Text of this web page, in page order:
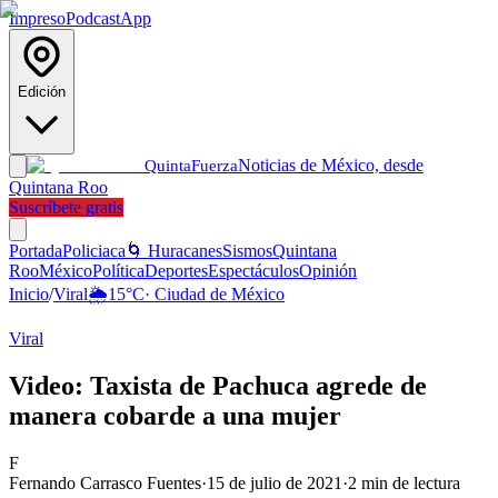
ImpresoPodcastApp
Edición
QuintaFuerzaNoticias de México, desde
Quintana Roo
Suscríbete gratis
PortadaPoliciaca 🌀 HuracanesSismosQuintana
RooMéxicoPolíticaDeportesEspectáculosOpinión
Inicio/Viral🌦️15°C· Ciudad de México
Viral
Video: Taxista de Pachuca agrede de
manera cobarde a una mujer
F
Fernando Carrasco Fuentes·15 de julio de 2021 ·2 min de lectura